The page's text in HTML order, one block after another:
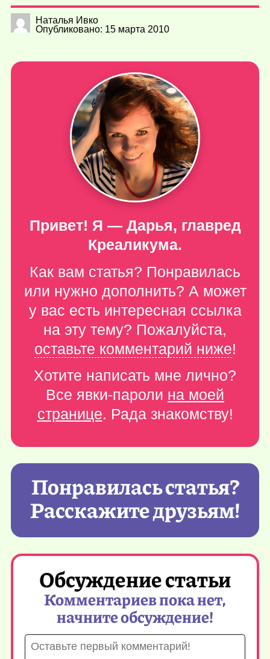
Наталья Ивко
Опубликовано: 15 марта 2010
Привет! Я — Дарья, главред
Креаликума.
Как вам статья? Понравилась
или нужно дополнить? А может
у вас есть интересная ссылка
на эту тему? Пожалуйста,
оставьте комментарий ниже!
Хотите написать мне лично?
Все явки-пароли на моей
странице. Рада знакомству!
Понравилась статья?
Расскажите друзьям!
Обсуждение статьи
Комментариев пока нет,
начните обсуждение!